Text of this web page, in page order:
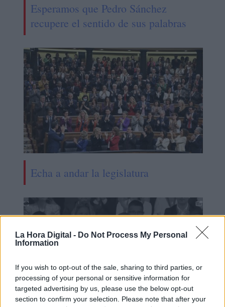
La Hora Digital - Do Not Process My Personal
Information
If you wish to opt-out of the sale, sharing to third parties, or
processing of your personal or sensitive information for
targeted advertising by us, please use the below opt-out
section to confirm your selection. Please note that after your
Esperamos que Pedro Sánchez
recupere el sentido de sus palabras
Echa a andar la legislatura